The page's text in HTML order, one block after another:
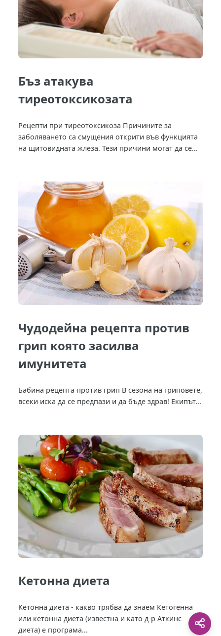
Бъз атакува
тиреотоксикозата
Рецепти при тиреотоксикоза Причините за
заболяването са смущения открити във функцията
на щитовидната жлеза. Тези причини могат да се...
Чудодейна рецепта против
грип която засилва
имунитета
Бабина рецепта против грип В сезона на гриповете,
всеки иска да се предпази и да бъде здрав! Екипът...
Кетонна диета
Кетонна диета - какво трябва да знаем Кетогенна
или кетонна диета (известна и като д-р Аткинс
диета) е програма...